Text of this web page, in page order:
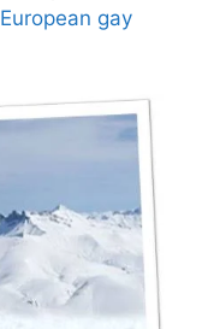
European gay